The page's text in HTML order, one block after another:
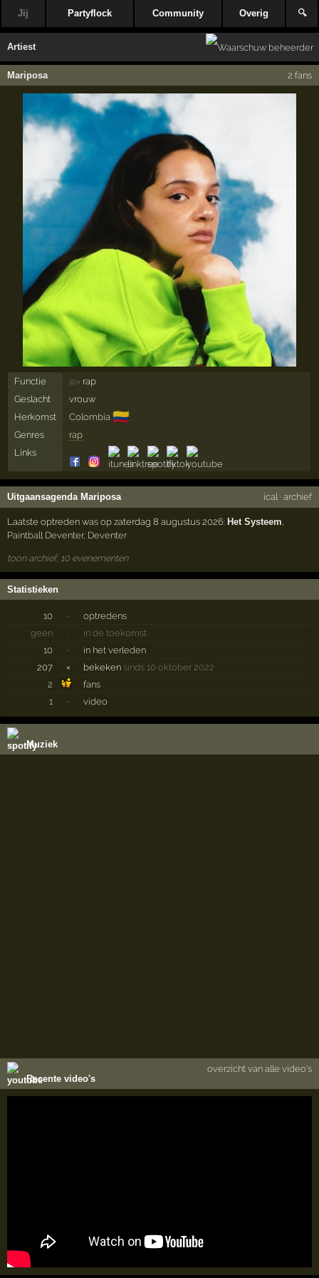
Jij Partyflock Community Overig 🔍
Artiest
Mariposa 2 fans
Functie 10× rap
Geslacht
vrouw
Herkomst
Colombia 🇨🇴
Genres
rap
Links
Uitgaansagenda Mariposa ical· archief
Laatste optreden was op zaterdag 8 augustus 2026: Het Systeem
Paintball Deventer, Deventer
toon archief, 10 evenementen
Statistieken
10 ·
optredens
geen
·
in de toekomst
10
·
in het verleden
207
× bekeken sinds 10 oktober 2022
2
fans
1
· video
Muziek
Recente video's
overzicht van alle video's